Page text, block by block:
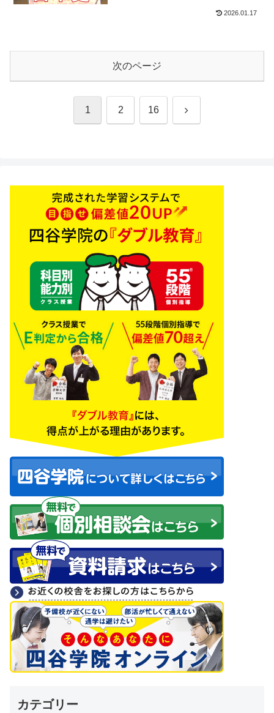
2026.01.17
次のページ
1 2 16 次
カテゴリー